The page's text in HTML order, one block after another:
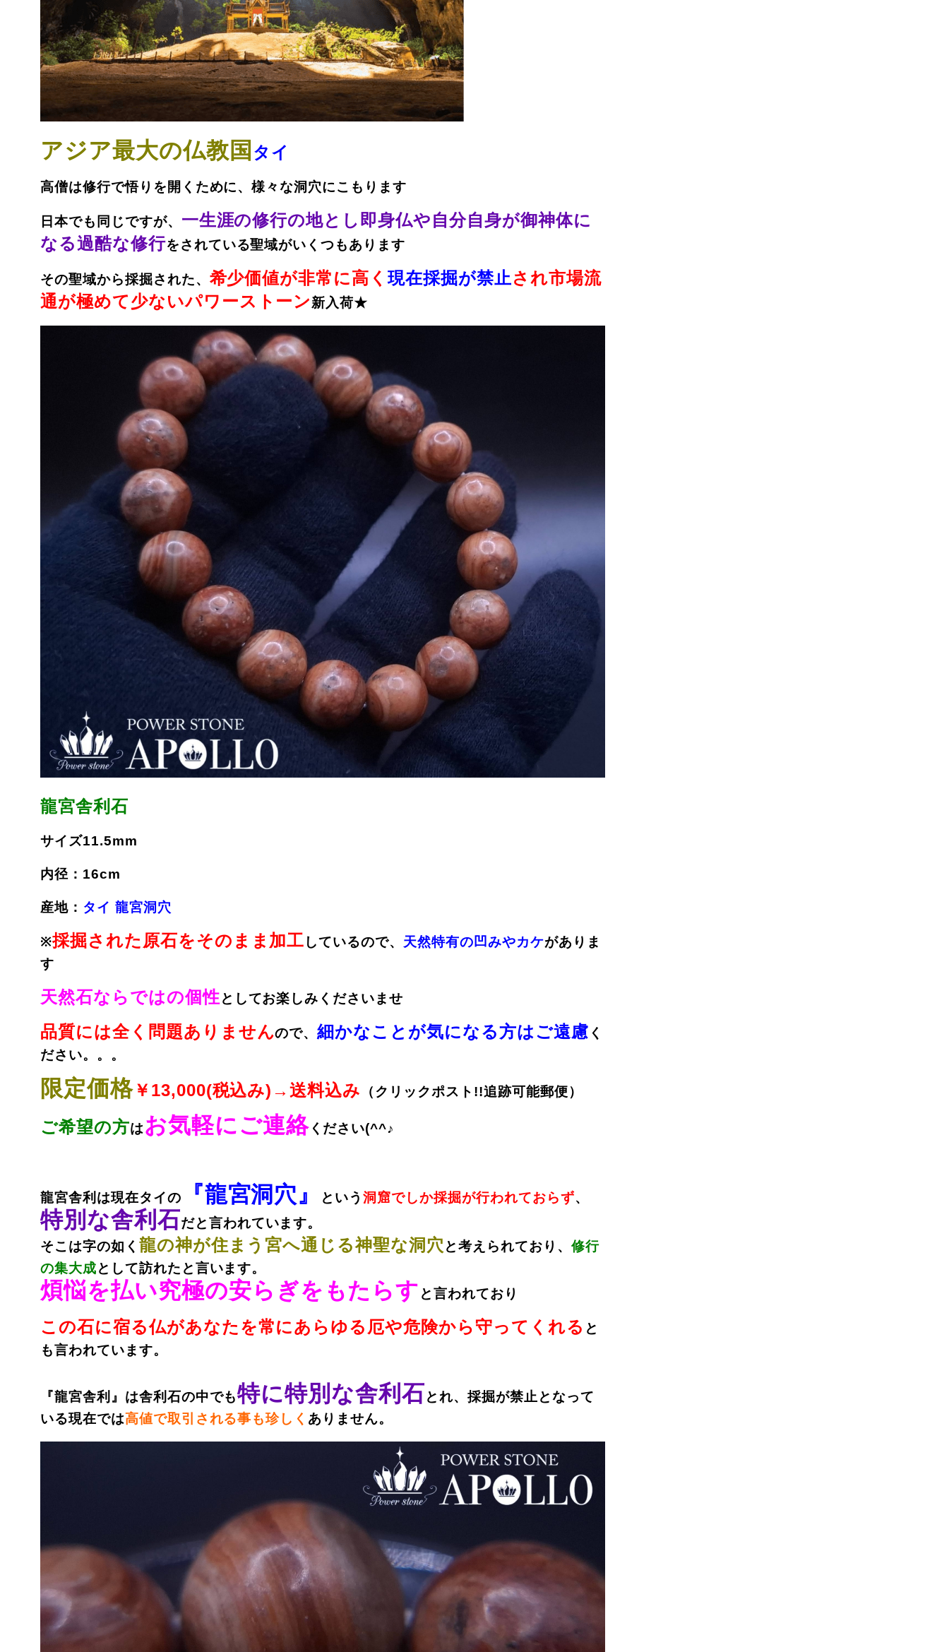
アジア最大の仏教国 タイ
高僧は修行で悟りを開くために、様々な洞穴にこもります
日本でも同じですが、 一生涯の修行の地とし即身仏や自分自身が御神体に
なる過酷な修行をされている聖域がいくつもあります
その聖域から採掘された、 希少価値が非常に高く現在採掘が禁止され市場流
通が極めて少ないパワーストーン新入荷★
龍宮舎利石
サイズ11.5mm
内径：16cm
産地： タイ 龍宮洞穴
※採掘された原石をそのまま加工 しているので、 天然特有の凹みやカケがありま
す
天然石ならではの個性としてお楽しみくださいませ
品質には全く問題ありませんので、細かなことが気になる方はご遠慮 く
ださい。。。
限定価格￥13,000(税込み)→送料込み （クリックポスト!!追跡可能郵便）
ご希望の方はお気軽にご連絡ください(^^♪
龍宮舎利は現在タイの 『龍宮洞穴』 という洞窟でしか採掘が行われておらず、
特別な舎利石だと言われています。
そこは字の如く 龍の神が住まう宮へ通じる神聖な洞穴 と考えられており、 修行
の集大成として訪れたと言います。
煩悩を払い究極の安らぎをもたらす と言われており
この石に宿る仏があなたを常にあらゆる厄や危険から守ってくれる と
も言われています。
『龍宮舎利』は舎利石の中でも特に特別な舎利石とれ、採掘が禁止となって
いる現在では高値で取引される事も珍しく ありません。